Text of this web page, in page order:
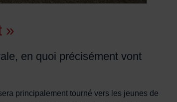
»
en quoi précisément vont
principalement tourné vers les jeunes de